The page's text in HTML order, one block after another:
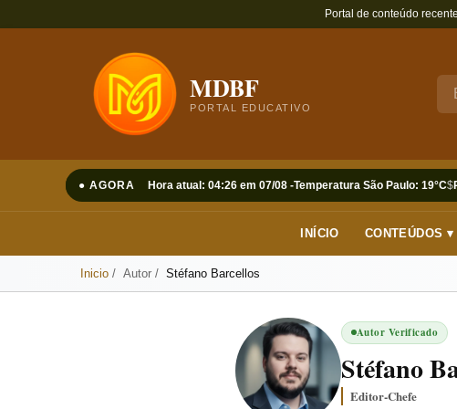
Portal de conteúdo
MDBF
PORTAL EDUCATIVO
● AGORA Hora atual: 04:26 em 07/08 -Temperatura São Paulo: 19°C$
INÍCIO CONTEÚDOS ▾
Inicio Autor Stéfano Barcellos
Autor Verificado
Stéfano
Editor-Chefe